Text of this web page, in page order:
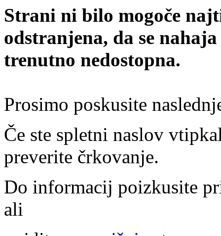
Strani ni bilo mogoče
odstranjena, da se
trenutno nedostopna.
Prosimo poskusite
Če ste spletni naslov
preverite črkovanje.
Do informacij poizkusite
ali